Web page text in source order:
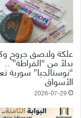
علكة ولاصق جروح
بدلاً من “الفراطة” ..
“نوستالجيا” سورية
الأسواق
2026-07-29